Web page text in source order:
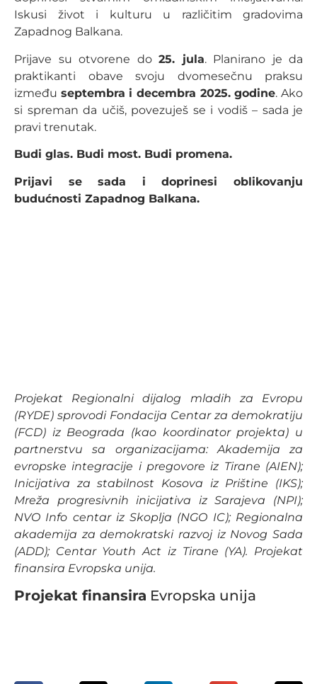
Iskusi život i kulturu u različitim gradovima
Zapadnog Balkana.
Prijave su otvorene do 25. jula. Planirano je da
praktikanti obave svoju dvomesečnu praksu
između septembra i decembra 2025. godine. Ako
si spreman da učiš, povezuješ se i vodiš – sada je
pravi trenutak.
Budi glas. Budi most. Budi promena.
Prijavi se sada i doprinesi oblikovanju
budućnosti Zapadnog Balkana.
Projekat Regionalni dijalog mladih za Evropu
(RYDE) sprovodi Fondacija Centar za demokratiju
(FCD) iz Beograda (kao koordinator projekta) u
partnerstvu sa organizacijama: Akademija za
evropske integracije i pregovore iz Tirane (AIEN);
Inicijativa za stabilnost Kosova iz Prištine (IKS);
Mreža progresivnih inicijativa iz Sarajeva (NPI);
NVO Info centar iz Skoplja (NGO IC); Regionalna
akademija za demokratski razvoj iz Novog Sada
(ADD); Centar Youth Act iz Tirane (YA). Projekat
finansira Evropska unija.
Projekat finansira Evropska unija